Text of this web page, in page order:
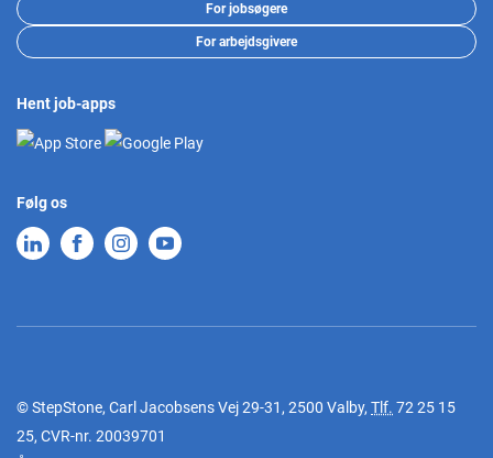
For jobsøgere
For arbejdsgivere
Hent job-apps
Følg os
© StepStone, Carl Jacobsens Vej 29-31, 2500 Valby, Tlf. 72 25 15
25, CVR-nr. 20039701